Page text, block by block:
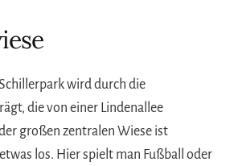
wird durch die
die von einer Lindenallee
großen zentralen Wiese ist
los. Hier spielt man Fußball oder